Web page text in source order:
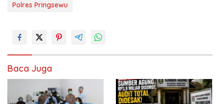
Polres Pringsewu
Baca Juga